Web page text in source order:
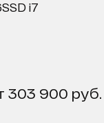
i7
303 900 руб.